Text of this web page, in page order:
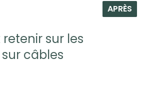
APRÈS
sur les
câbles